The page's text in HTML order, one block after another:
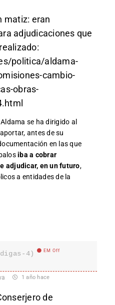
matiz: eran
adjudicaciones que
politica/aldama-
cambio-
obras-
se ha dirigido al
antes de su
en las que
iba a cobrar
adjudicar, en un futuro,
a entidades de la
4) EM Off
1 año hace
de